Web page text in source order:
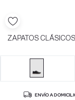
ZAPATOS
ENVÍO A